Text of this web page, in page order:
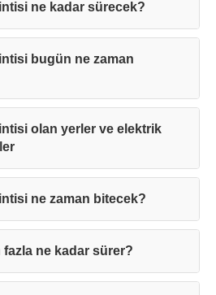
ne kadar sürecek?
bugün ne zaman
olan yerler ve elektrik
ne zaman bitecek?
ne kadar sürer?